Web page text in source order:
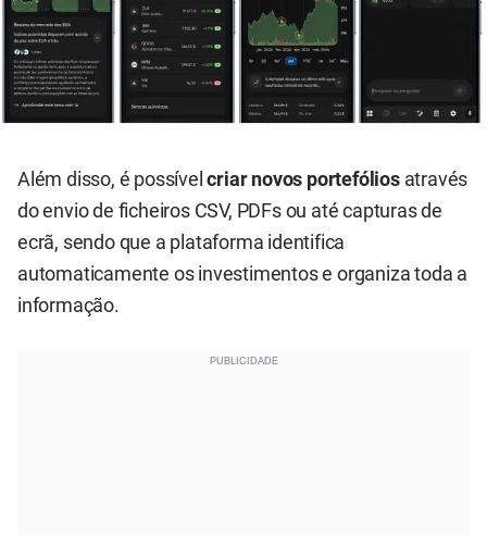
Além disso, é possívelcriar novos portefóliosatravés
do envio de ficheiros CSV, PDFs ou até capturas de
ecrã, sendo que a plataforma identifica
automaticamente os investimentos e organiza toda a
informação.